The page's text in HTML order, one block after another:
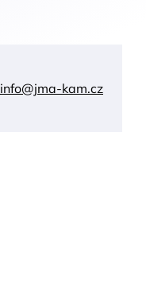
info@jma-kam.cz